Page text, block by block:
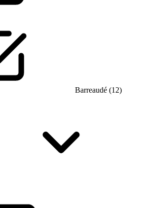
Barreaudé (12)